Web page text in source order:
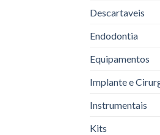
Descartaveis
Endodontia
Equipamentos
Implante e
Instrumentais
Kits